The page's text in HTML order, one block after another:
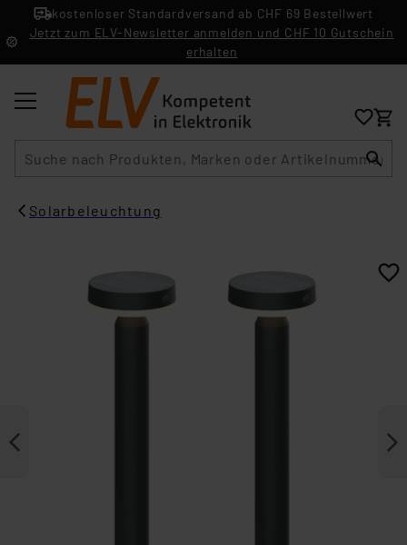
kostenloser Standardversand ab CHF 69 Bestellwert
Jetzt zum ELV-Newsletter anmelden und CHF 10 Gutschein
erhalten
Solarbeleuchtung